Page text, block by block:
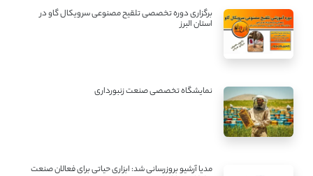
برگزاری دوره تخصصی تلقیح مصنوعی سرویکال گاو در
استان البرز
نمایشگاه تخصصی صنعت زنبورداری
مدیا آرشیو بروزرسانی شد: ابزاری حیاتی برای فعالان صنعت